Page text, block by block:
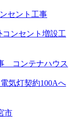
セント工事
ンセント増設工
コンテナハウス
気灯契約100Aへ
市